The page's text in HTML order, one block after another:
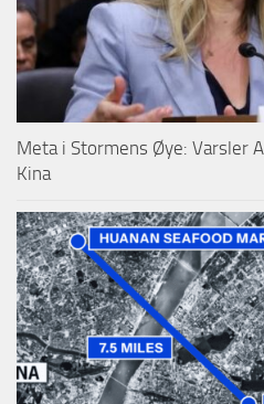
Meta i Stormens Øye: Varsler
Kina